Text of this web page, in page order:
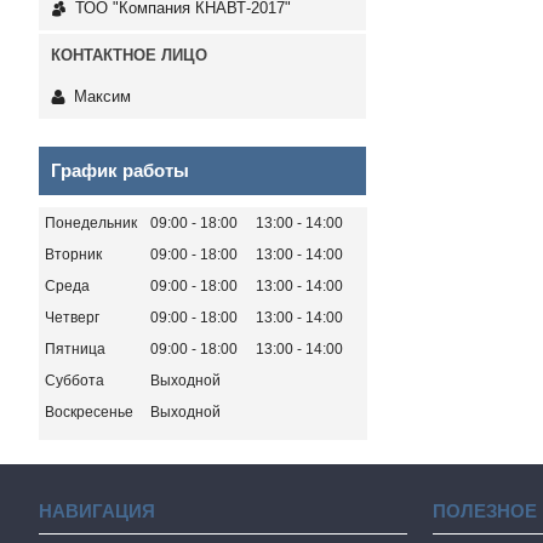
ТОО "Компания КНАВТ-2017"
Максим
График работы
Понедельник 09:00 18:00 13:00
14:00
Вторник
09:00 18:00 13:00
14:00
Среда
09:00 18:00 13:00
14:00
Четверг
09:00 18:00 13:00
14:00
Пятница
09:00 18:00 13:00
14:00
Суббота
Выходной
Воскресенье
Выходной
НАВИГАЦИЯ ПОЛЕЗНОЕ